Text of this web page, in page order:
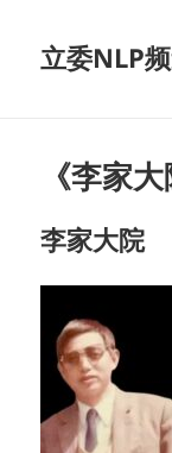
立委NLP
《李家
李家大院